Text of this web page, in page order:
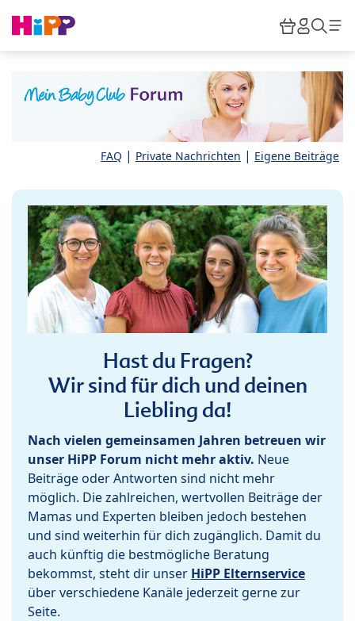
HiPP
FAQ | Private Nachrichten | Eigene Beiträge
Hast du Fragen?
Wir sind für dich und deinen
Liebling da!
Nach vielen gemeinsamen Jahren betreuen wir
unser HiPP Forum nicht mehr aktiv. Neue
Beiträge oder Antworten sind nicht mehr
möglich. Die zahlreichen, wertvollen Beiträge der
Mamas und Experten bleiben jedoch bestehen
und sind weiterhin für dich zugänglich. Damit du
auch künftig die bestmögliche Beratung
bekommst, steht dir unser HiPP Elternservice
über verschiedene Kanäle jederzeit gerne zur
Seite.